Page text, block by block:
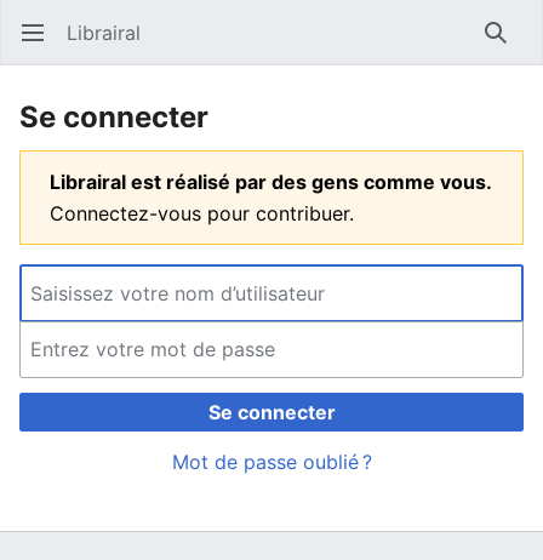
Ouvrir le menu principal Librairal
Se connecter
Librairal est réalisé par des gens comme vous.
Connectez-vous pour contribuer.
Se connecter
Mot de passe oublié ?